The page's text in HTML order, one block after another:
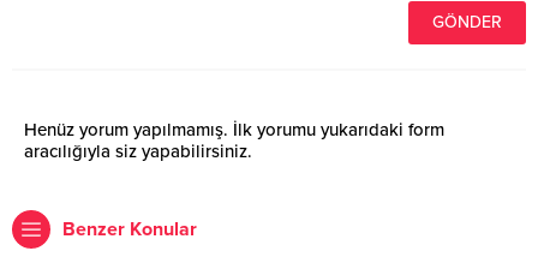
Henüz yorum yapılmamış. İlk yorumu yukarıdaki form
aracılığıyla siz yapabilirsiniz.
Benzer Konular